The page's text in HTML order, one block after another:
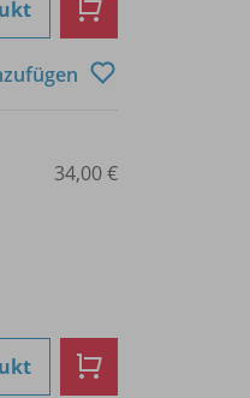
34,00 €